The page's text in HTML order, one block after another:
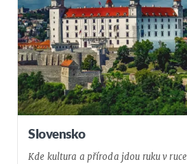
Slovensko
Kde kultura a příroda jdou ruku v ruce